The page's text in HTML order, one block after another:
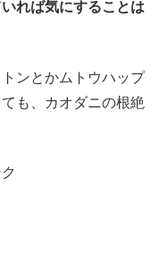
れば気にすることは
ンとかムトウハップ
も、カオダニの根絶